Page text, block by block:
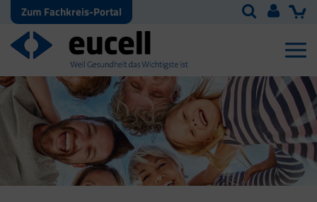
Zum Fachkreis-Portal